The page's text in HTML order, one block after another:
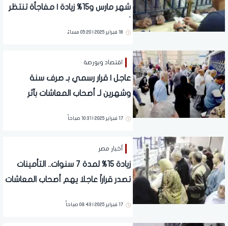
شهر مارس و15% زيادة | مفاجأة تنتظر
18 فبراير 2025 | 05:20 مساءً
اقتصاد وبورصة
عاجل | قرار رسمي بـ صرف سنة
وشهرين لـ أصحاب المعاشات بآثر
17 فبراير 2025 | 10:31 صباحاً
أخبار مصر
زيادة 15% لمدة 7 سنوات.. التأمينات
تصدر قراراً عاجلا يهم أصحاب المعاشات
17 فبراير 2025 | 09:43 صباحاً